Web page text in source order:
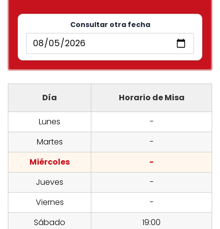
Consultar otra fecha
Día Horario de Misa
Lunes
-
Martes
-
Miércoles
-
Jueves
-
Viernes
-
Sábado
19:00